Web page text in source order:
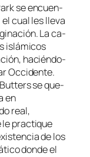
se en­cuen­
cual les lle­va
La ca­
is­lá­mi­cos
ha­cién­do­
Occidente.
se que­
en
real,
le prac­ti­que
de los
don­de el